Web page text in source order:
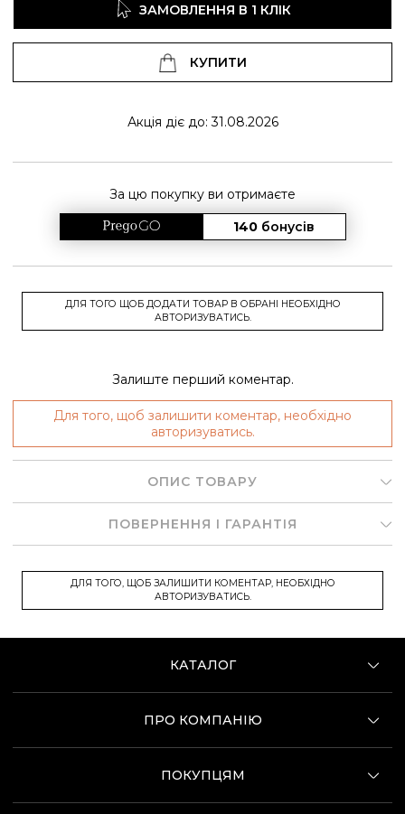
ЗАМОВЛЕННЯ В 1 КЛІК
КУПИТИ
Акція діє до: 31.08.2026
За цю покупку ви отримаєте
140 бонусів
ДЛЯ ТОГО ЩОБ ДОДАТИ ТОВАР В ОБРАНІ НЕОБХІДНО
АВТОРИЗУВАТИСЬ.
Залиште перший коментар.
Для того, щоб залишити коментар, необхідно
авторизуватись.
ОПИС ТОВАРУ
ПОВЕРНЕННЯ І ГАРАНТІЯ
ДЛЯ ТОГО, ЩОБ ЗАЛИШИТИ КОМЕНТАР, НЕОБХІДНО
АВТОРИЗУВАТИСЬ.
КАТАЛОГ
ПРО КОМПАНІЮ
ПОКУПЦЯМ